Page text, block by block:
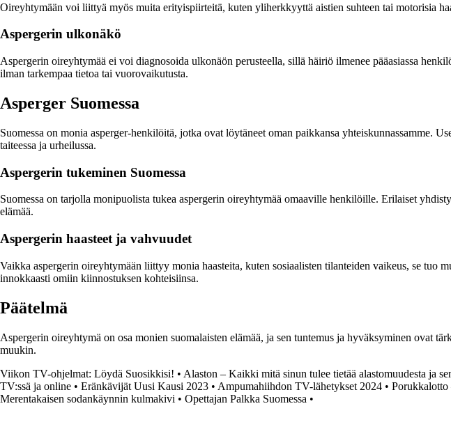
Oireyhtymään voi liittyä myös muita erityispiirteitä, kuten yliherkkyyttä aistien suhteen tai motorisia
Aspergerin ulkonäkö
Aspergerin oireyhtymää ei voi diagnosoida ulkonäön perusteella, sillä häiriö ilmenee pääasiassa
ilman tarkempaa tietoa tai vuorovaikutusta.
Asperger Suomessa
Suomessa on monia asperger-henkilöitä, jotka ovat löytäneet oman paikkansa yhteiskunnassamme.
taiteessa ja urheilussa.
Aspergerin tukeminen Suomessa
Suomessa on tarjolla monipuolista tukea aspergerin oireyhtymää omaaville henkilöille. Erilaiset
elämää.
Aspergerin haasteet ja vahvuudet
Vaikka aspergerin oireyhtymään liittyy monia haasteita, kuten sosiaalisten tilanteiden vaikeus, se
innokkaasti omiin kiinnostuksen kohteisiinsa.
Päätelmä
Aspergerin oireyhtymä on osa monien suomalaisten elämää, ja sen tuntemus ja hyväksyminen ovat
muukin.
Viikon TV-ohjelmat: Löydä Suosikkisi! • Alaston – Kaikki mitä sinun tulee tietää alastomuudesta ja
TV:ssä ja online • Eränkävijät Uusi Kausi 2023 • Ampumahiihdon TV-lähetykset 2024 • Porukkalotto
Merentakaisen sodankäynnin kulmakivi • Opettajan Palkka Suomessa •